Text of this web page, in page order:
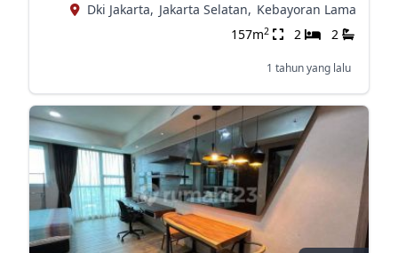
Dki Jakarta, Jakarta Selatan, Kebayoran Lama
157m2 2 2
1 tahun yang lalu